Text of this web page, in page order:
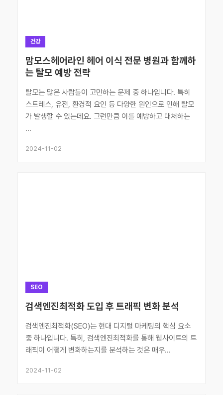
건강
맘모스헤어라인 헤어 이식 전문 병원과 함께하
는 탈모 예방 전략
탈모는 많은 사람들이 고민하는 문제 중 하나입니다. 특히
스트레스, 유전, 환경적 요인 등 다양한 원인으로 인해 탈모
가 발생할 수 있는데요. 그런만큼 이를 예방하고 대처하는
...
2024-11-02
SEO
검색엔진최적화 도입 후 트래픽 변화 분석
검색엔진최적화(SEO)는 현대 디지털 마케팅의 핵심 요소
중 하나입니다. 특히, 검색엔진최적화를 통해 웹사이트의 트
래픽이 어떻게 변화하는지를 분석하는 것은 매우...
2024-11-02